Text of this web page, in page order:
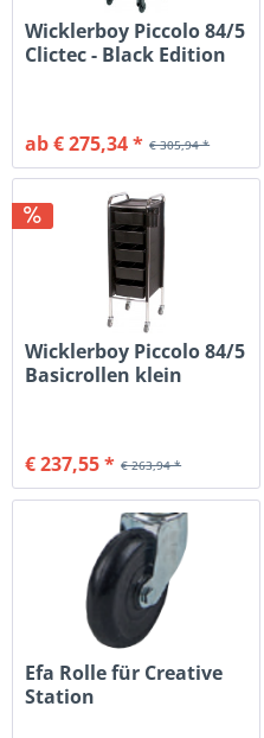
Wicklerboy Piccolo 84/5
Clictec - Black Edition
€ 305,94 *
ab € 275,34 *
Wicklerboy Piccolo 84/5
Basicrollen klein
€ 263,94 *
€ 237,55 *
Efa Rolle für Creative
Station